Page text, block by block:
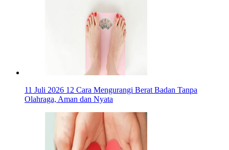
11 Juli 2026 12 Cara Mengurangi Berat Badan Tanpa
Olahraga, Aman dan Nyata